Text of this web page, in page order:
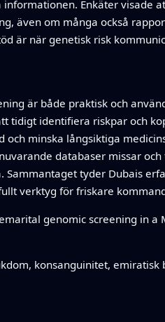
Enkäter visade
även om många också
är när genetisk risk
är både praktisk och
tidigt identifiera riskpar och
minska långsiktiga
databaser missar
tyder Dubais
verktyg för friskare
genomic screening in a
konsanguinitet,